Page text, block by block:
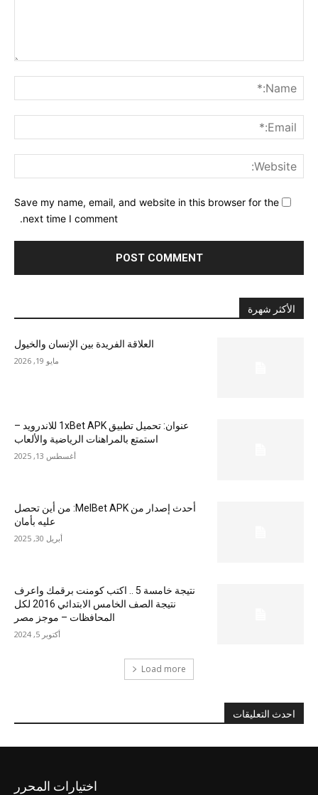
Save my name, email, and website in this browser for the
next time I comment.
الأكثر شهرة
العلاقة الفريدة بين الإنسان والخيول
مايو 19, 2026
عنوان: تحميل تطبيق 1xBet APK للاندرويد –
استمتع بالمراهنات الرياضية والألعاب
أغسطس 13, 2025
أحدث إصدار من MelBet APK: من أين تحصل
عليه بأمان
أبريل 30, 2025
نتيجة خامسة 5 .. اكتب كومنت برقمك واعرف
نتيجة الصف الخامس الابتدائي 2016 لكل
المحافظات – موجز مصر
أكتوبر 5, 2024
Load more
احدث التعليقات
اختيارات المحرر